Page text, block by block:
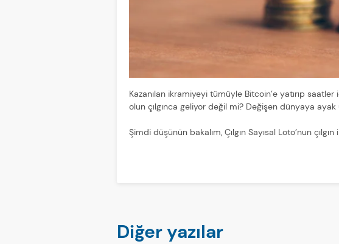
Kazanılan ikramiyeyi tümüyle Bitcoin’e yatırıp
olun çılgınca geliyor değil mi? Değişen dünyaya ayak
Şimdi düşünün bakalım, Çılgın Sayısal Loto’nun
Diğer yazılar